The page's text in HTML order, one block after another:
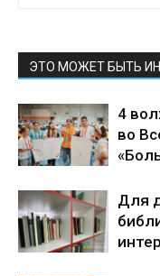
ЭТО МОЖЕТ БЫТЬ
4
во
Для